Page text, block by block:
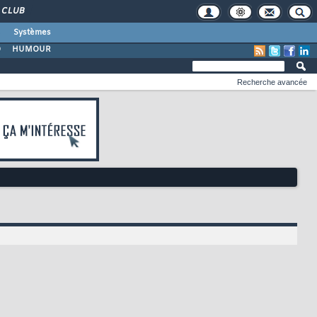
CLUB
Systèmes
HUMOUR
Recherche avancée